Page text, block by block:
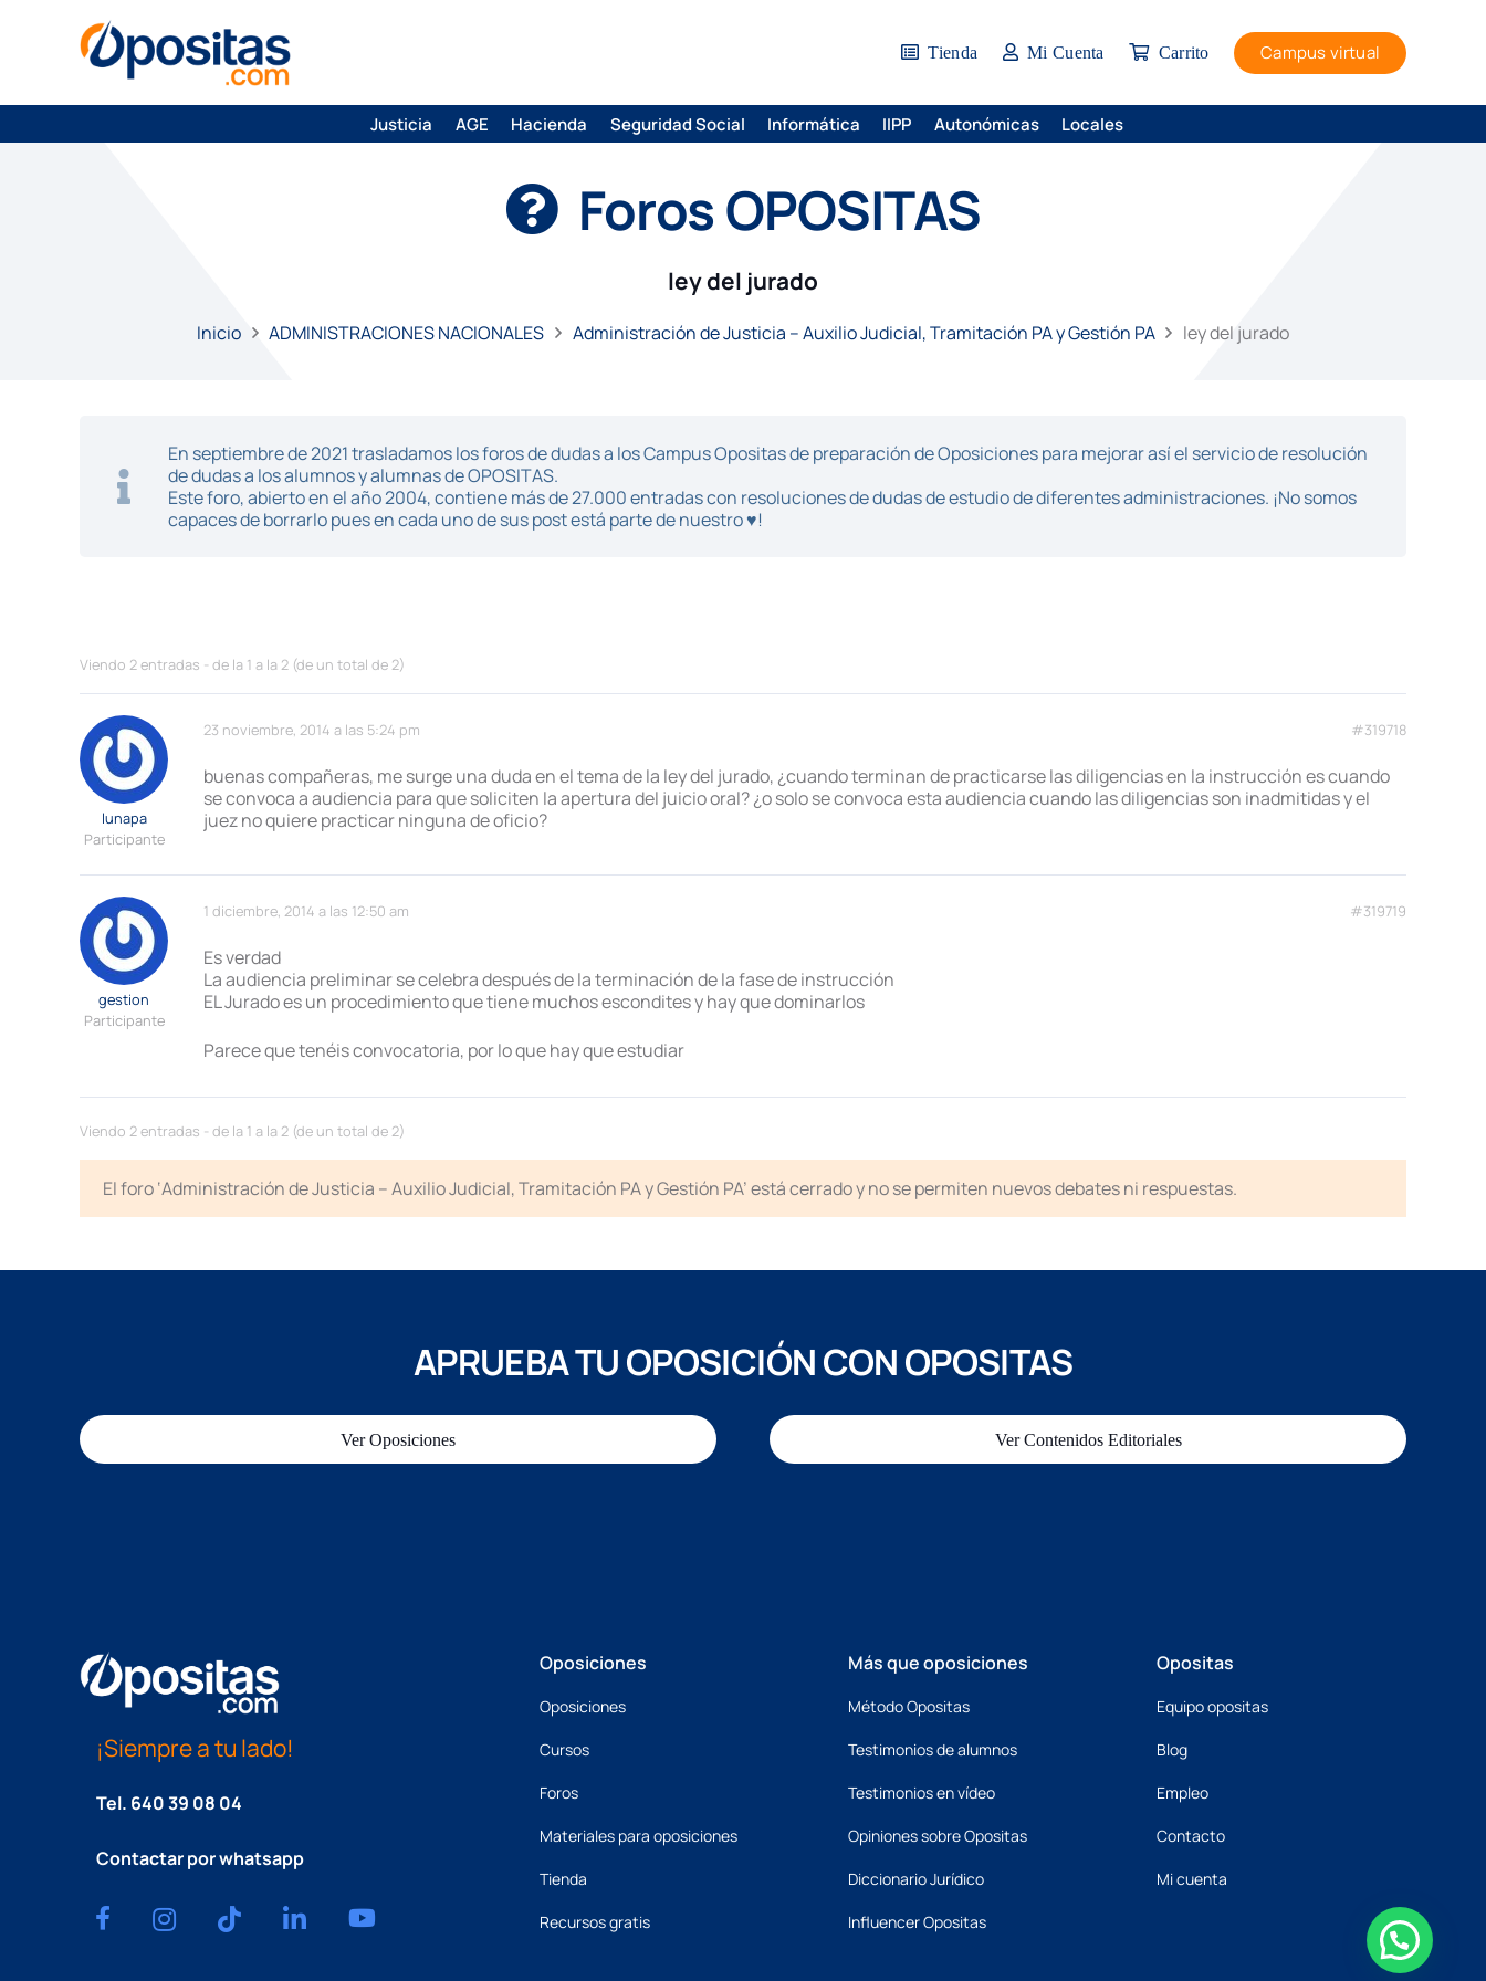
Tienda Mi Cuenta Carrito Campus virtual
Justicia AGE Hacienda Seguridad Social Informática IIPP Autonómicas Locales
Foros OPOSITAS
ley del jurado
Inicio ADMINISTRACIONES NACIONALES Administración de Justicia – Auxilio Judicial, Tramitación PA y Gestión PA ley del jurado
En septiembre de 2021 trasladamos los foros de dudas a los Campus Opositas de preparación de Oposiciones para mejorar así el servicio de resolución
de dudas a los alumnos y alumnas de OPOSITAS.
Este foro, abierto en el año 2004, contiene más de 27.000 entradas con resoluciones de dudas de estudio de diferentes administraciones. ¡No somos
capaces de borrarlo pues en cada uno de sus post está parte de nuestro ♥!
Viendo 2 entradas - de la 1 a la 2 (de un total de 2)
23 noviembre, 2014 a las 5:24 pm #319718
lunapa
Participante
buenas compañeras, me surge una duda en el tema de la ley del jurado, ¿cuando terminan de practicarse las diligencias en la instrucción es cuando
se convoca a audiencia para que soliciten la apertura del juicio oral? ¿o solo se convoca esta audiencia cuando las diligencias son inadmitidas y el
juez no quiere practicar ninguna de oficio?
1 diciembre, 2014 a las 12:50 am #319719
gestion
Participante
Es verdad
La audiencia preliminar se celebra después de la terminación de la fase de instrucción
EL Jurado es un procedimiento que tiene muchos escondites y hay que dominarlos
Parece que tenéis convocatoria, por lo que hay que estudiar
Viendo 2 entradas - de la 1 a la 2 (de un total de 2)
El foro ‘Administración de Justicia – Auxilio Judicial, Tramitación PA y Gestión PA’ está cerrado y no se permiten nuevos debates ni respuestas.
APRUEBA TU OPOSICIÓN CON OPOSITAS
Ver Oposiciones Ver Contenidos Editoriales
¡Siempre a tu lado!
Tel. 640 39 08 04
Contactar por whatsapp
Oposiciones
Oposiciones
Cursos
Foros
Materiales para oposiciones
Tienda
Recursos gratis
Más que oposiciones
Método Opositas
Testimonios de alumnos
Testimonios en vídeo
Opiniones sobre Opositas
Diccionario Jurídico
Influencer Opositas
Opositas
Equipo opositas
Blog
Empleo
Contacto
Mi cuenta